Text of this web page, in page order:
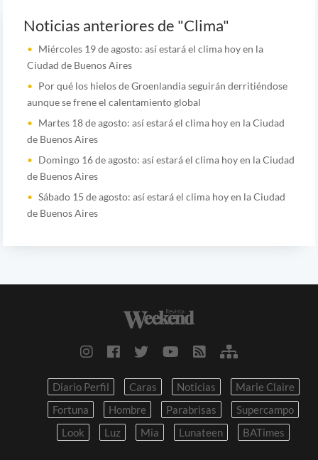
Noticias anteriores de "Clima"
Miércoles 19 de agosto: así estará el clima hoy en la
Ciudad de Buenos Aires
Por qué los hielos de Groenlandia seguirán derritiéndose
aunque se frene el calentamiento global
Martes 18 de agosto: así estará el clima hoy en la Ciudad
de Buenos Aires
Domingo 16 de agosto: así estará el clima hoy en la Ciudad
de Buenos Aires
Sábado 15 de agosto: así estará el clima hoy en la Ciudad
de Buenos Aires
Diario Perfil Caras Noticias
Marie Claire
Fortuna
Hombre Parabrisas
Supercampo
Look
Luz Mia Lunateen BATimes